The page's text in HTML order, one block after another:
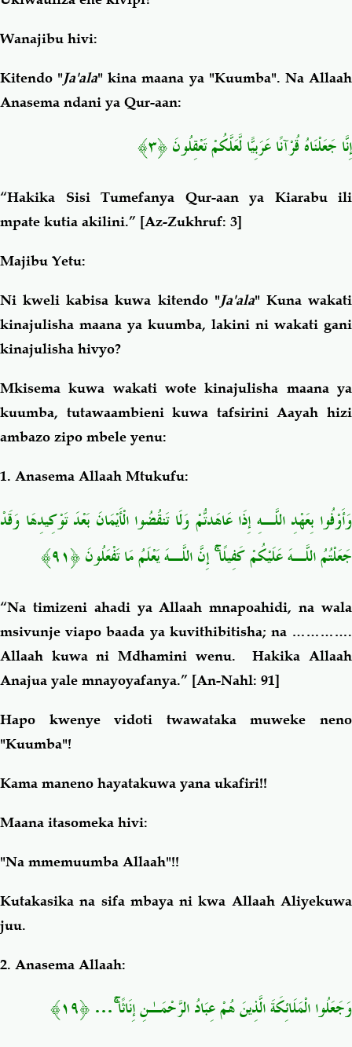
Wanajibu hivi:
Kitendo "Ja'ala" kina maana ya "Kuumba". Na Allaah
Anasema ndani ya Qur-aan:
إِنَّا جَعَلْنَاهُ قُرْآنًا عَرَبِيًّا لَّعَلَّكُمْ تَعْقِلُونَ﴿٣﴾
“Hakika Sisi Tumefanya Qur-aan ya Kiarabu ili
mpate kutia akilini.” [Az-Zukhruf: 3]
Majibu Yetu:
Ni kweli kabisa kuwa kitendo "Ja'ala" Kuna wakati
kinajulisha maana ya kuumba, lakini ni wakati gani
kinajulisha hivyo?
Mkisema kuwa wakati wote kinajulisha maana ya
kuumba, tutawaambieni kuwa tafsirini Aayah hizi
ambazo zipo mbele yenu:
1. Anasema Allaah Mtukufu:
وَأَوْفُوا بِعَهْدِ اللَّـهِ إِذَا عَاهَدتُّمْ وَلَا تَنقُضُوا الْأَيْمَانَ بَعْدَ تَوْكِيدِهَا وَقَدْ
جَعَلْتُمُ اللَّـهَ عَلَيْكُمْ كَفِيلًا ۚ إِنَّ اللَّـهَ يَعْلَمُ مَا تَفْعَلُونَ﴿٩١﴾
“Na timizeni ahadi ya Allaah mnapoahidi, na wala
msivunje viapo baada ya kuvithibitisha; na ………….
Allaah kuwa ni Mdhamini wenu. Hakika Allaah
Anajua yale mnayoyafanya.” [An-Nahl: 91]
Hapo kwenye vidoti twawataka muweke neno
"Kuumba"!
Kama maneno hayatakuwa yana ukafiri!!
Maana itasomeka hivi:
"Na mmemuumba Allaah"!!
Kutakasika na sifa mbaya ni kwa Allaah Aliyekuwa
juu.
2. Anasema Allaah:
وَجَعَلُوا الْمَلَائِكَةَ الَّذِينَ هُمْ عِبَادُ الرَّحْمَـٰنِ إِنَاثًا ۚ… ﴿١٩﴾